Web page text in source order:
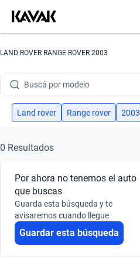
LAND ROVER RANGE ROVER 2003
Buscá por modelo
Buscá por versión
Buscá por marca
Buscá por modelo
Buscá por versión
Land rover Range rover 2003
0 Resultados
Por ahora no tenemos el auto
que buscas
Guarda esta búsqueda y te
avisaremos cuando llegue
Guardar esta búsqueda